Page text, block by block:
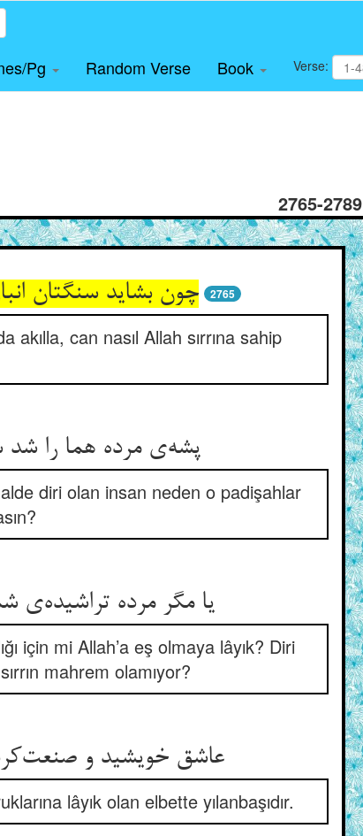
Pg Random Verse Book Verse:
2765-2789
چون بشاید سنگتان 2765
akılla, can nasıl Allah sırrına sahip
پشه‌ی مرده هما را
diri olan insan neden o padişahlar
یا مگر مرده
için mi Allah’a eş olmaya lâyık? Diri
mahrem olamıyor?
عاشق خویشید و
lâyık olan elbette yılanbaşıdır.